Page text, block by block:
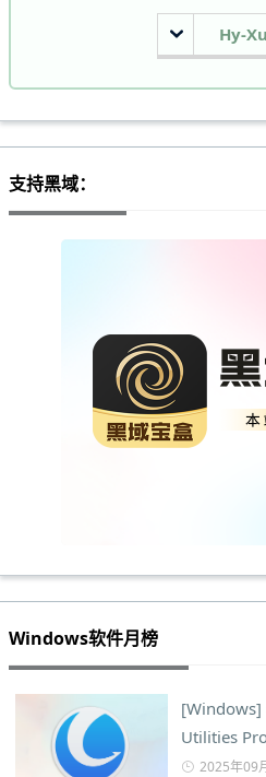
Hy-
支持黑域：
Windows软件月榜
[Windows]
Utilities
2025年09